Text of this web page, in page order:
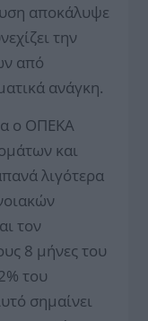
αποκάλυψε
την
από
ανάγκη.
ο ΟΠΕΚΑ
και
λιγότερα
τον
8 μήνες του
του
σημαίνει